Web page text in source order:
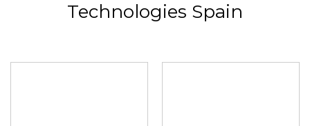
Technologies Spain